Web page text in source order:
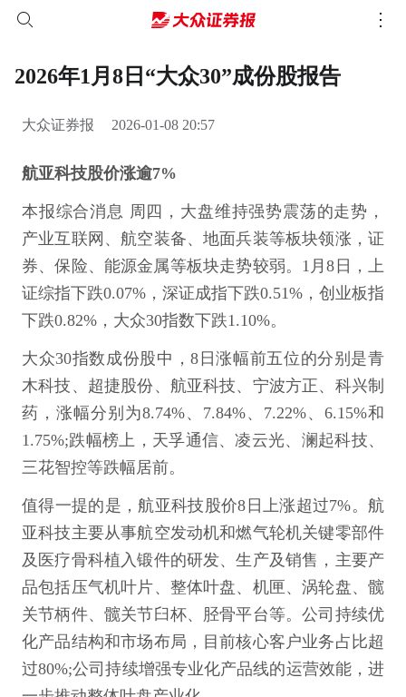
2026年1月8日“大众30”成份股报告
大众证券报 2026-01-08 20:57
航亚科技股价涨逾7%
本报综合消息 周四，大盘维持强势震荡的走势，
产业互联网、航空装备、地面兵装等板块领涨，证
券、保险、能源金属等板块走势较弱。1月8日，上
证综指下跌0.07%，深证成指下跌0.51%，创业板指
下跌0.82%，大众30指数下跌1.10%。
大众30指数成份股中，8日涨幅前五位的分别是青
木科技、超捷股份、航亚科技、宁波方正、科兴制
药，涨幅分别为8.74%、7.84%、7.22%、6.15%和
1.75%;跌幅榜上，天孚通信、凌云光、澜起科技、
三花智控等跌幅居前。
值得一提的是，航亚科技股价8日上涨超过7%。航
亚科技主要从事航空发动机和燃气轮机关键零部件
及医疗骨科植入锻件的研发、生产及销售，主要产
品包括压气机叶片、整体叶盘、机匣、涡轮盘、髋
关节柄件、髋关节臼杯、胫骨平台等。公司持续优
化产品结构和市场布局，目前核心客户业务占比超
过80%;公司持续增强专业化产品线的运营效能，进